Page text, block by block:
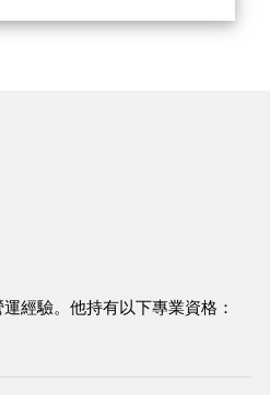
經驗。他持有以下專業資格：